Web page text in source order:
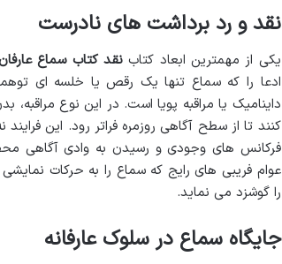
نقد و رد برداشت های نادرست
یکی از مهمترین ابعاد کتابنقد کتاب سماع
ادعا را که سماع تنها یک رقص یا خلسه ای
داینامیک یا مراقبه پویا است. در این نوع
کنند تا از سطح آگاهی روزمره فراتر رود. این
فرکانس های وجودی و رسیدن به وادی آگاهی
عوام فریبی های رایج که سماع را به حرکات
را گوشزد می نماید.
جایگاه سماع در سلوک عارفانه